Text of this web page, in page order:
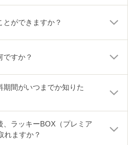
ができますか？
ですか？
間がいつまでか知りた
、ラッキーBOX（プレミア
れますか？